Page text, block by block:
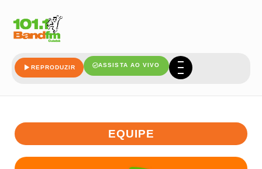
REPRODUZIR ASSISTA AO VIVO
EQUIPE